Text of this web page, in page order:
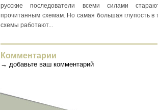
русские последователи всеми силами
прочитанным схемам. Но самая большая глупость в
схемы работают...
Комментарии
→ добавьте ваш комментарий